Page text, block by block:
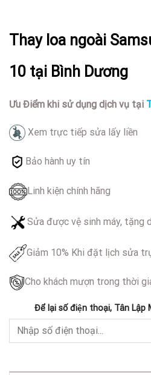
Thay loa ngoài
10 tại Bình Dương
Ưu Điểm khi sử dụng dịch vụ tại
Xem trực tiếp sửa lấy liền
Bảo hành uy tín
Linh kiện chính hãng
Sửa được vệ sinh máy, tặng
Giảm 10% Khi đặt lịch sửa
Cho khách mượn trong thời
Để lại số điện thoại, Tân Lập